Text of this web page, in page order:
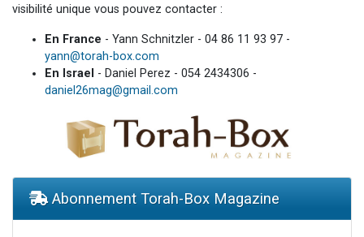
visibilité unique vous pouvez contacter :
En France - Yann Schnitzler - 04 86 11 93 97 -
yann@torah-box.com
En Israel - Daniel Perez - 054 2434306 -
daniel26mag@gmail.com
Abonnement Torah-Box Magazine